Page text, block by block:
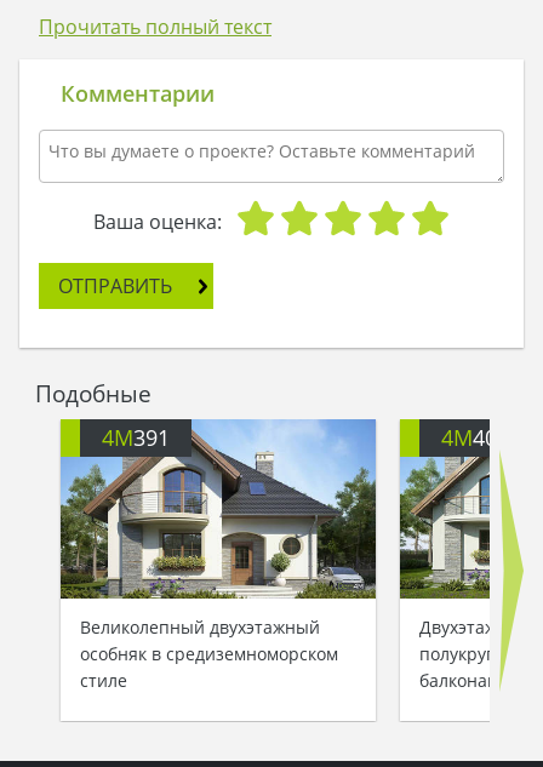
насыщенной и интересной, что она забыла про
гости внука и сказала ему:
- Егор, эта шкатулка переходит к тебе. Ищи
место, где тебе будет хорошо, и там окажется
твой дом, который ты откроешь вот этим
Егор взял шкатулку с ключом и отправился в
и лесами, и когда он добрался до двухсотлетней
дубовой рощи, то деревья расступились в
совершенно новый, словно построенный в
аккурат к его визиту.
- Надо же, какой чудесный дом! может, ключик к
нему подойдет?
Егор приложился ключом к замочной скважине
и дверь послушно отворилась. С того дня
юноша остался жить в новом доме, бабулю
приглашал в гости, поскольку места было
много, поил чаем на современной кухне, а в
гостиной они вместе часами рассматривали
старые фотографии…
Прочитать полный текст
Комментарии
Ваша оценка:
ОТПРАВИТЬ
Подобные
4M391
Великолепный двухэтажный
особняк в средиземноморском
стиле
4M401
Двухэтажный
балконами